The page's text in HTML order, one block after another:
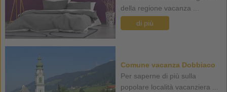
della regione vacanza ...
di più
Comune vacanza Dobbiaco
Per saperne di più sulla
popolare località vacanziera ...